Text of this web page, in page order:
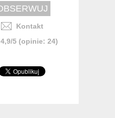
Kontakt
4,9/5 (opinie: 24)